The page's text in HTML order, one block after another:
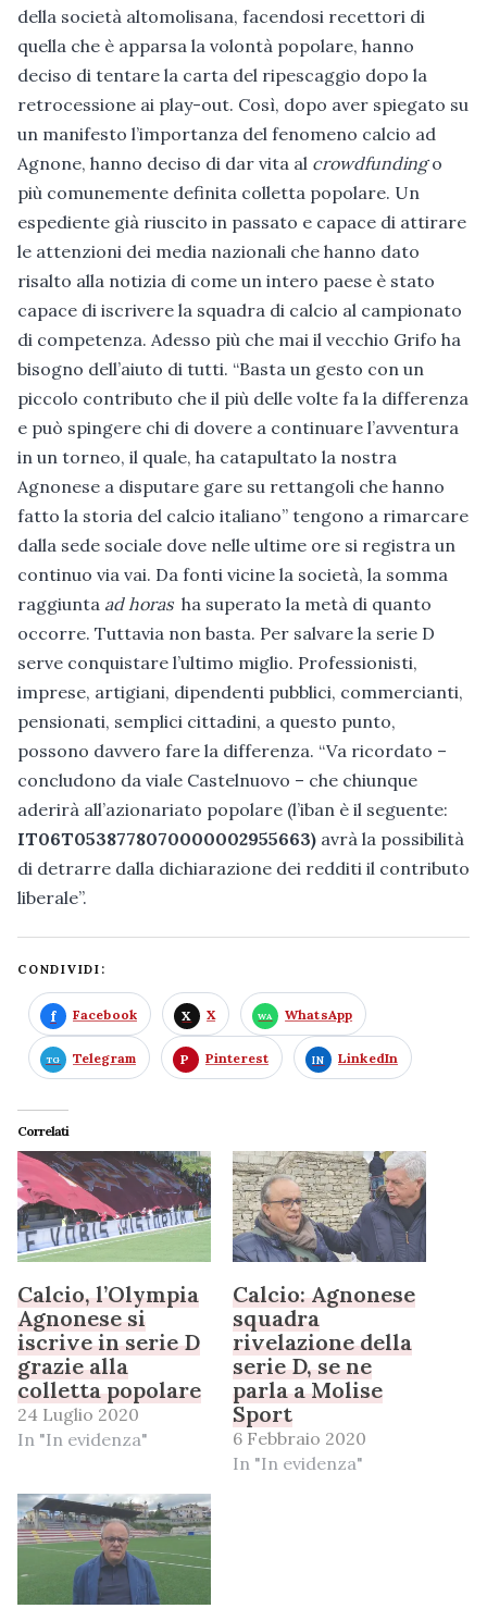
della società altomolisana, facendosi recettori di
quella che è apparsa la volontà popolare, hanno
deciso di tentare la carta del ripescaggio dopo la
retrocessione ai play-out. Così, dopo aver spiegato su
un manifesto l’importanza del fenomeno calcio ad
Agnone, hanno deciso di dar vita al crowdfundingo
più comunemente definita colletta popolare. Un
espediente già riuscito in passato e capace di attirare
le attenzioni dei media nazionali che hanno dato
risalto alla notizia di come un intero paese è stato
capace di iscrivere la squadra di calcio al campionato
di competenza. Adesso più che mai il vecchio Grifo ha
bisogno dell’aiuto di tutti. “Basta un gesto con un
piccolo contributo che il più delle volte fa la differenza
e può spingere chi di dovere a continuare l’avventura
in un torneo, il quale, ha catapultato la nostra
Agnonese a disputare gare su rettangoli che hanno
fatto la storia del calcio italiano” tengono a rimarcare
dalla sede sociale dove nelle ultime ore si registra un
continuo via vai. Da fonti vicine la società, la somma
raggiunta ad horasha superato la metà di quanto
occorre. Tuttavia non basta. Per salvare la serie D
serve conquistare l’ultimo miglio. Professionisti,
imprese, artigiani, dipendenti pubblici, commercianti,
pensionati, semplici cittadini, a questo punto,
possono davvero fare la differenza. “Va ricordato –
concludono da viale Castelnuovo – che chiunque
aderirà all’azionariato popolare (l’iban è il seguente:
IT06T0538778070000002955663) avrà la possibilità
di detrarre dalla dichiarazione dei redditi il contributo
liberale”.
CONDIVIDI:
Facebook X WhatsApp
Telegram Pinterest LinkedIn
Correlati
Calcio, l’Olympia
Agnonese si
iscrive in serie D
grazie alla
colletta popolare
24 Luglio 2020
In "In evidenza"
Calcio: Agnonese
squadra
rivelazione della
serie D, se ne
parla a Molise
Sport
6 Febbraio 2020
In "In evidenza"